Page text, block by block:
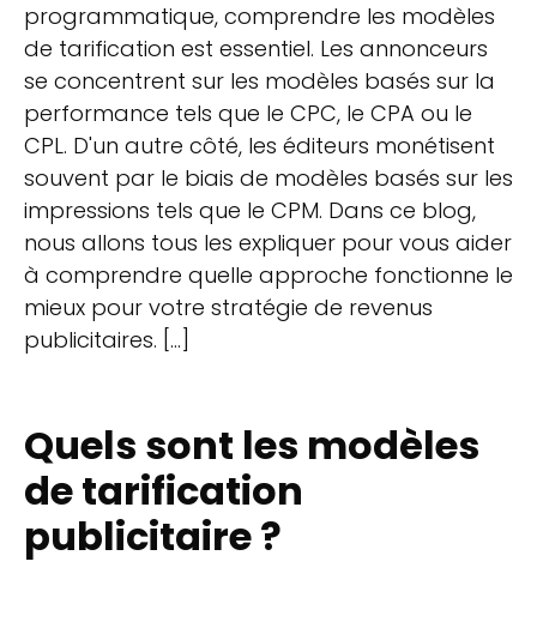
programmatique, comprendre les modèles
de tarification est essentiel. Les annonceurs
se concentrent sur les modèles basés sur la
performance tels que le CPC, le CPA ou le
CPL. D'un autre côté, les éditeurs monétisent
souvent par le biais de modèles basés sur les
impressions tels que le CPM. Dans ce blog,
nous allons tous les expliquer pour vous aider
à comprendre quelle approche fonctionne le
mieux pour votre stratégie de revenus
publicitaires. […]
Quels sont les modèles
de tarification
publicitaire ?